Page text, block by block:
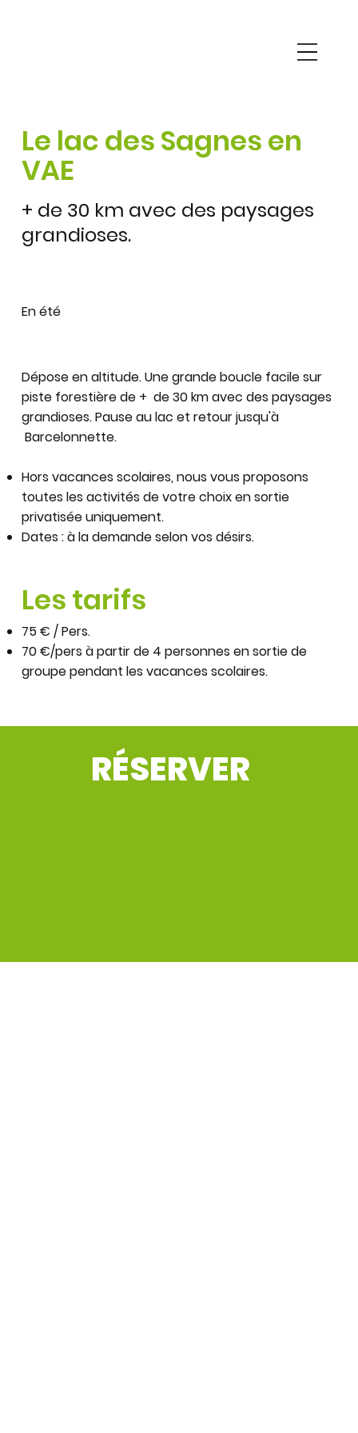
Le lac des Sagnes en
VAE
+ de 30 km avec des paysages
grandioses.
En été
Dépose en altitude. Une grande boucle facile sur
piste forestière de + de 30 km avec des paysages
grandioses. Pause au lac et retour jusqu'à
Barcelonnette.
Hors vacances scolaires, nous vous proposons
toutes les activités de votre choix en sortie
privatisée uniquement.
Dates : à la demande selon vos désirs.
Les tarifs
75 € / Pers.
70 €/pers à partir de 4 personnes en sortie de
groupe pendant les vacances scolaires.
RÉSERVER